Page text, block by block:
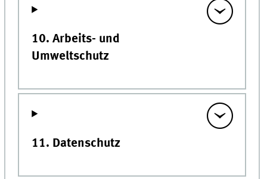
10. Arbeits- und
Umweltschutz
11. Datenschutz